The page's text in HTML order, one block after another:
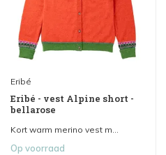
Eribé
Eribé - vest Alpine short -
bellarose
Kort warm merino vest m...
Op voorraad